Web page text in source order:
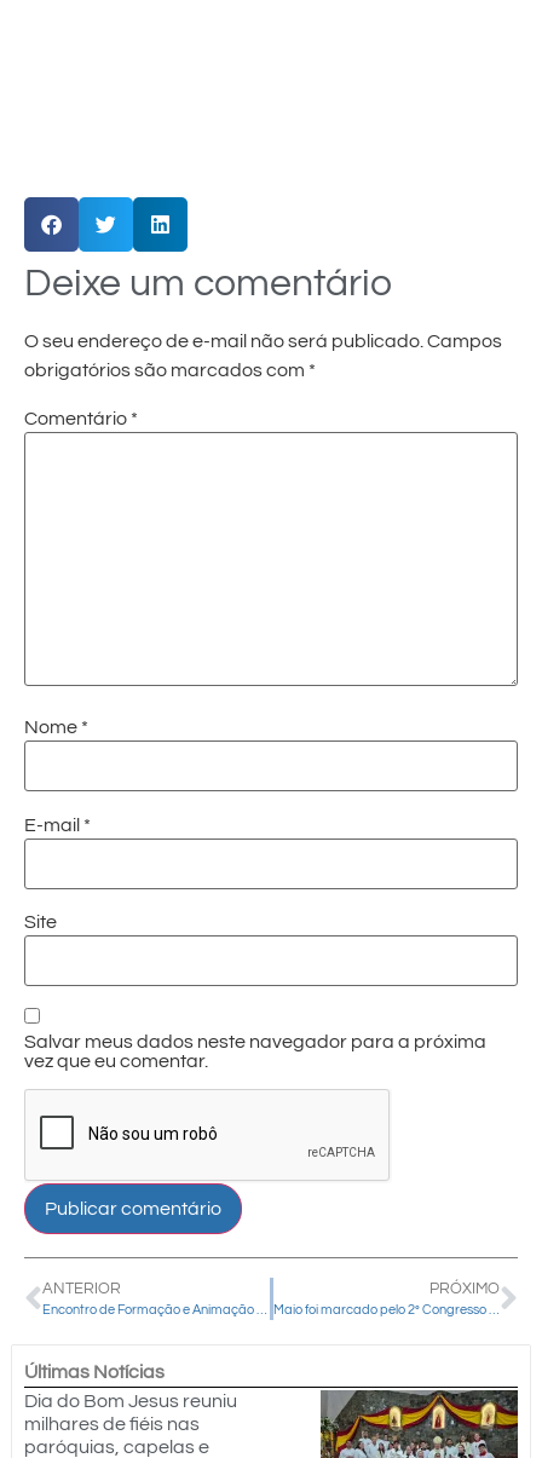
Deixe um comentário
O seu endereço de e-mail não será publicado.Campos
obrigatórios são marcados com *
Comentário *
Nome *
E-mail *
Site
Salvar meus dados neste navegador para a próxima
vez que eu comentar.
ANTERIOR
Encontro de Formação e Animação Missionária reúne lideranças do Decanato Pitanga neste sábado
PRÓXIMO
Maio foi marcado pelo 2º Congresso em honra a São José, que ocorreu na Catedral Nossa Senhora de Belém.
Últimas Notícias
Dia do Bom Jesus reuniu
milhares de fiéis nas
paróquias, capelas e